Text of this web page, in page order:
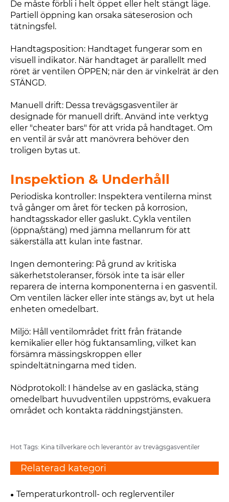
De måste förbli i helt öppet eller helt stängt läge.
Partiell öppning kan orsaka säteserosion och
tätningsfel.
Handtagsposition: Handtaget fungerar som en
visuell indikator. När handtaget är parallellt med
röret är ventilen ÖPPEN; när den är vinkelrät är den
STÄNGD.
Manuell drift: Dessa trevägsgasventiler är
designade för manuell drift. Använd inte verktyg
eller "cheater bars" för att vrida på handtaget. Om
en ventil är svår att manövrera behöver den
troligen bytas ut.
Inspektion & Underhåll
Periodiska kontroller: Inspektera ventilerna minst
två gånger om året för tecken på korrosion,
handtagsskador eller gaslukt. Cykla ventilen
(öppna/stäng) med jämna mellanrum för att
säkerställa att kulan inte fastnar.
Ingen demontering: På grund av kritiska
säkerhetstoleranser, försök inte ta isär eller
reparera de interna komponenterna i en gasventil.
Om ventilen läcker eller inte stängs av, byt ut hela
enheten omedelbart.
Miljö: Håll ventilområdet fritt från frätande
kemikalier eller hög fuktansamling, vilket kan
försämra mässingskroppen eller
spindeltätningarna med tiden.
Nödprotokoll: I händelse av en gasläcka, stäng
omedelbart huvudventilen uppströms, evakuera
området och kontakta räddningstjänsten.
Hot Tags: Kina tillverkare och leverantör av trevägsgasventiler
Relaterad kategori
Temperaturkontroll- och reglerventiler